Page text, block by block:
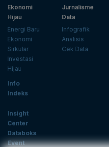
Ekonomi
Hijau
Energi Baru
Ekonomi
Sirkular
Investasi
Hijau
Jurnalisme
Data
Infografik
Analisis
Cek Data
Info
Indeks
Insight
Center
Databoks
Event